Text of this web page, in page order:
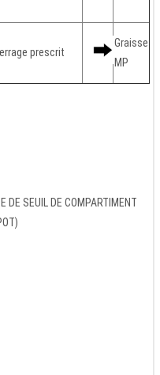
prescrit
Graisse
MP
DE SEUIL DE COMPARTIMENT